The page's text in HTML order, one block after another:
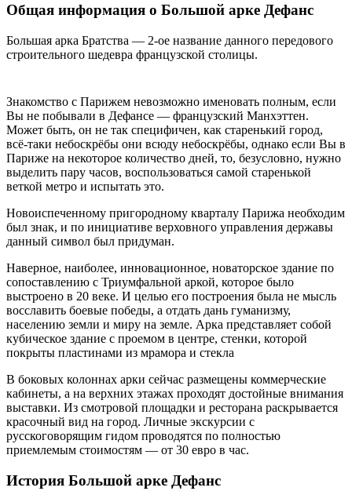
Общая информация о Большой арке Дефанс
Большая арка Братства — 2-ое название данного передового
строительного шедевра французской столицы.
Знакомство с Парижем невозможно именовать полным, если
Вы не побывали в Дефансе — французский Манхэттен.
Может быть, он не так специфичен, как старенький город,
всё-таки небоскрёбы они всюду небоскрёбы, однако если Вы в
Париже на некоторое количество дней, то, безусловно, нужно
выделить пару часов, воспользоваться самой старенькой
веткой метро и испытать это.
Новоиспеченному пригородному кварталу Парижа необходим
был знак, и по инициативе верховного управления державы
данный символ был придуман.
Наверное, наиболее, инновационное, новаторское здание по
сопоставлению с Триумфальной аркой, которое было
выстроено в 20 веке. И целью его построения была не мысль
восславить боевые победы, а отдать дань гуманизму,
населению земли и миру на земле. Арка представляет собой
кубическое здание с проемом в центре, стенки, которой
покрыты пластинами из мрамора и стекла
В боковых колоннах арки сейчас размещены коммерческие
кабинеты, а на верхних этажах проходят достойные внимания
выставки. Из смотровой площадки и ресторана раскрывается
красочный вид на город. Личные экскурсии с
русскоговорящим гидом проводятся по полностью
приемлемым стоимостям — от 30 евро в час.
История Большой арке Дефанс